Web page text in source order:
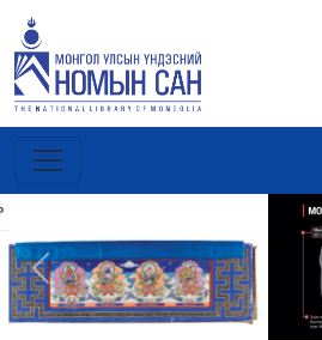
Previous